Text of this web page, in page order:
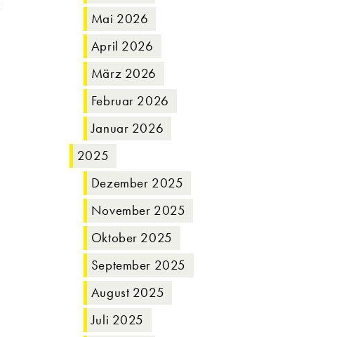
Mai 2026
April 2026
März 2026
Februar 2026
Januar 2026
2025
Dezember 2025
November 2025
Oktober 2025
September 2025
August 2025
Juli 2025